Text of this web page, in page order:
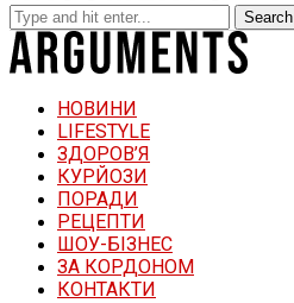
Search
НОВИНИ
LIFESTYLE
ЗДОРОВ’Я
КУРЙОЗИ
ПОРАДИ
РЕЦЕПТИ
ШОУ-БІЗНЕС
ЗА КОРДОНОМ
КОНТАКТИ